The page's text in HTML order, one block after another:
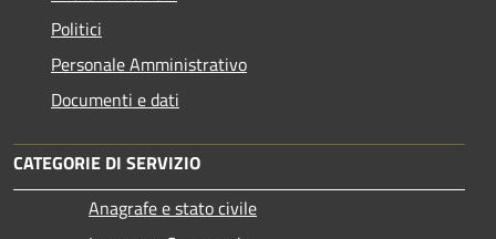
Politici
Personale Amministrativo
Documenti e dati
CATEGORIE DI SERVIZIO
Anagrafe e stato civile